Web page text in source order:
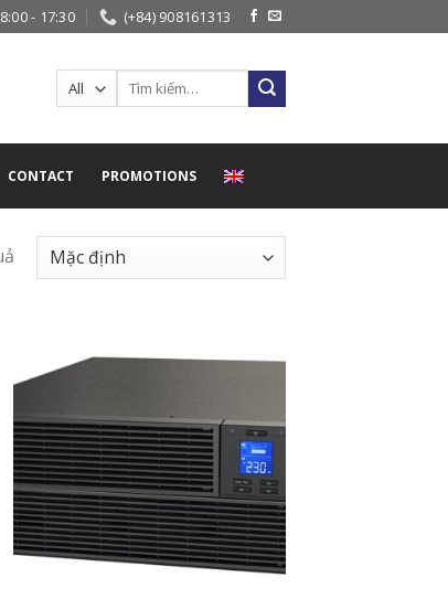
- 17:30 (+84) 908161313
Search
CONTACT PROMOTIONS